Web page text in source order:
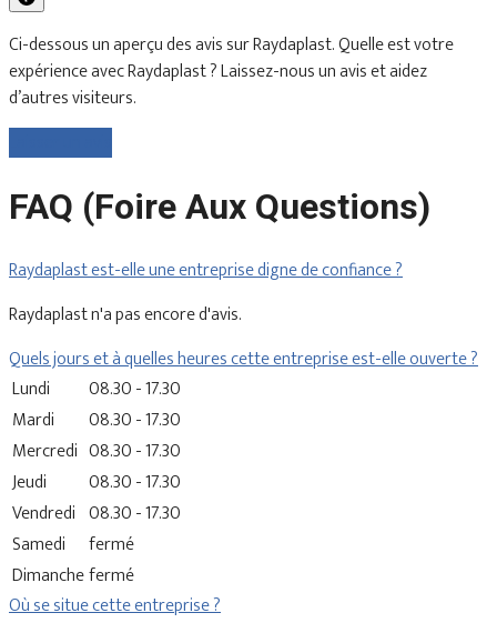
Ci-dessous un aperçu des avis sur Raydaplast. Quelle est votre
expérience avec Raydaplast ? Laissez-nous un avis et aidez
d’autres visiteurs.
FAQ (Foire Aux Questions)
Raydaplast est-elle une entreprise digne de confiance ?
Raydaplast n'a pas encore d'avis.
Quels jours et à quelles heures cette entreprise est-elle ouverte ?
Lundi
08.30 - 17.30
Mardi
08.30 - 17.30
Mercredi 08.30 - 17.30
Jeudi
08.30 - 17.30
Vendredi 08.30 - 17.30
Samedi
fermé
Dimanchefermé
Où se situe cette entreprise ?